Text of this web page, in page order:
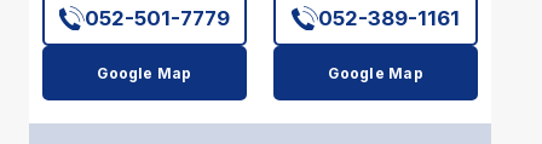
052-501-7779
Google Map
052-389-1161
Google Map